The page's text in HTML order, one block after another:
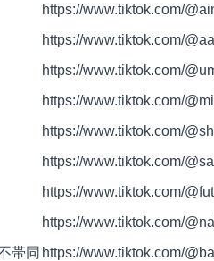
https://www.tiktok.com/
https://www.tiktok.com/
https://www.tiktok.com/
https://www.tiktok.com/
https://www.tiktok.com/
https://www.tiktok.com/
https://www.tiktok.com/
https://www.tiktok.com/
帯同 https://www.tiktok.com/